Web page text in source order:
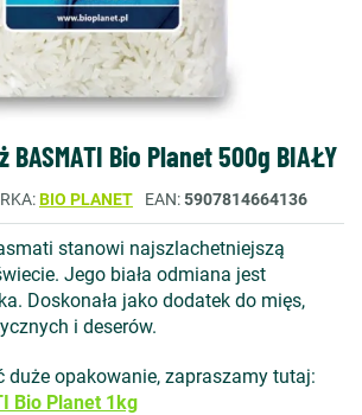
Bio Planet 500g BIAŁY
BIO PLANET EAN 5907814664136
stanowi najszlachetniejszą
Jego biała odmiana jest
Doskonała jako dodatek do mięs,
i deserów.
duże opakowanie, zapraszamy tutaj:
Bio Planet 1kg